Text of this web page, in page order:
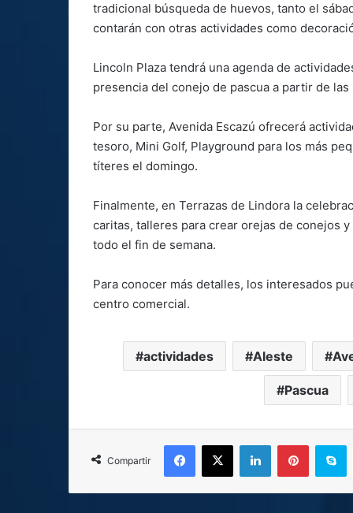
tradicional búsqueda de huevos, tanto el
contarán con otras actividades como
Lincoln Plaza tendrá una agenda de
presencia del conejo de pascua a partir de las
Por su parte, Avenida Escazú ofrecerá
tesoro, Mini Golf, Playground para los más
títeres el domingo.
Finalmente, en Terrazas de Lindora la
caritas, talleres para crear orejas de conejos
todo el fin de semana.
Para conocer más detalles, los interesados
centro comercial.
actividades Aleste
Pascua
Compartir
Facebook
X LinkedInPinterest